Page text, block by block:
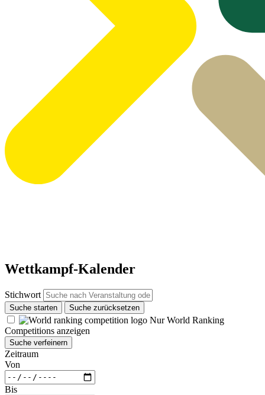
Wettkampf-Kalender
Stichwort
Suche starten Suche zurücksetzen
Nur World Ranking
Competitions anzeigen
Suche verfeinern
Zeitraum
Von
Bis